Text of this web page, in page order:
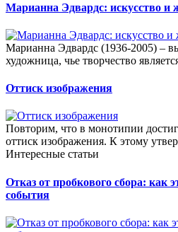
Марианна Эдвардс: искусство и
Марианна Эдвардс (1936-2005) –
художница, чье творчество
Оттиск изображения
Повторим, что в монотипии
оттиск изображения. К этому
Интересные статьи
Отказ от пробкового сбора: как
события